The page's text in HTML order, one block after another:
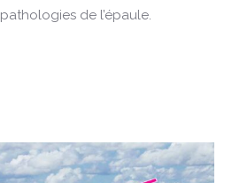
de l’épaule.